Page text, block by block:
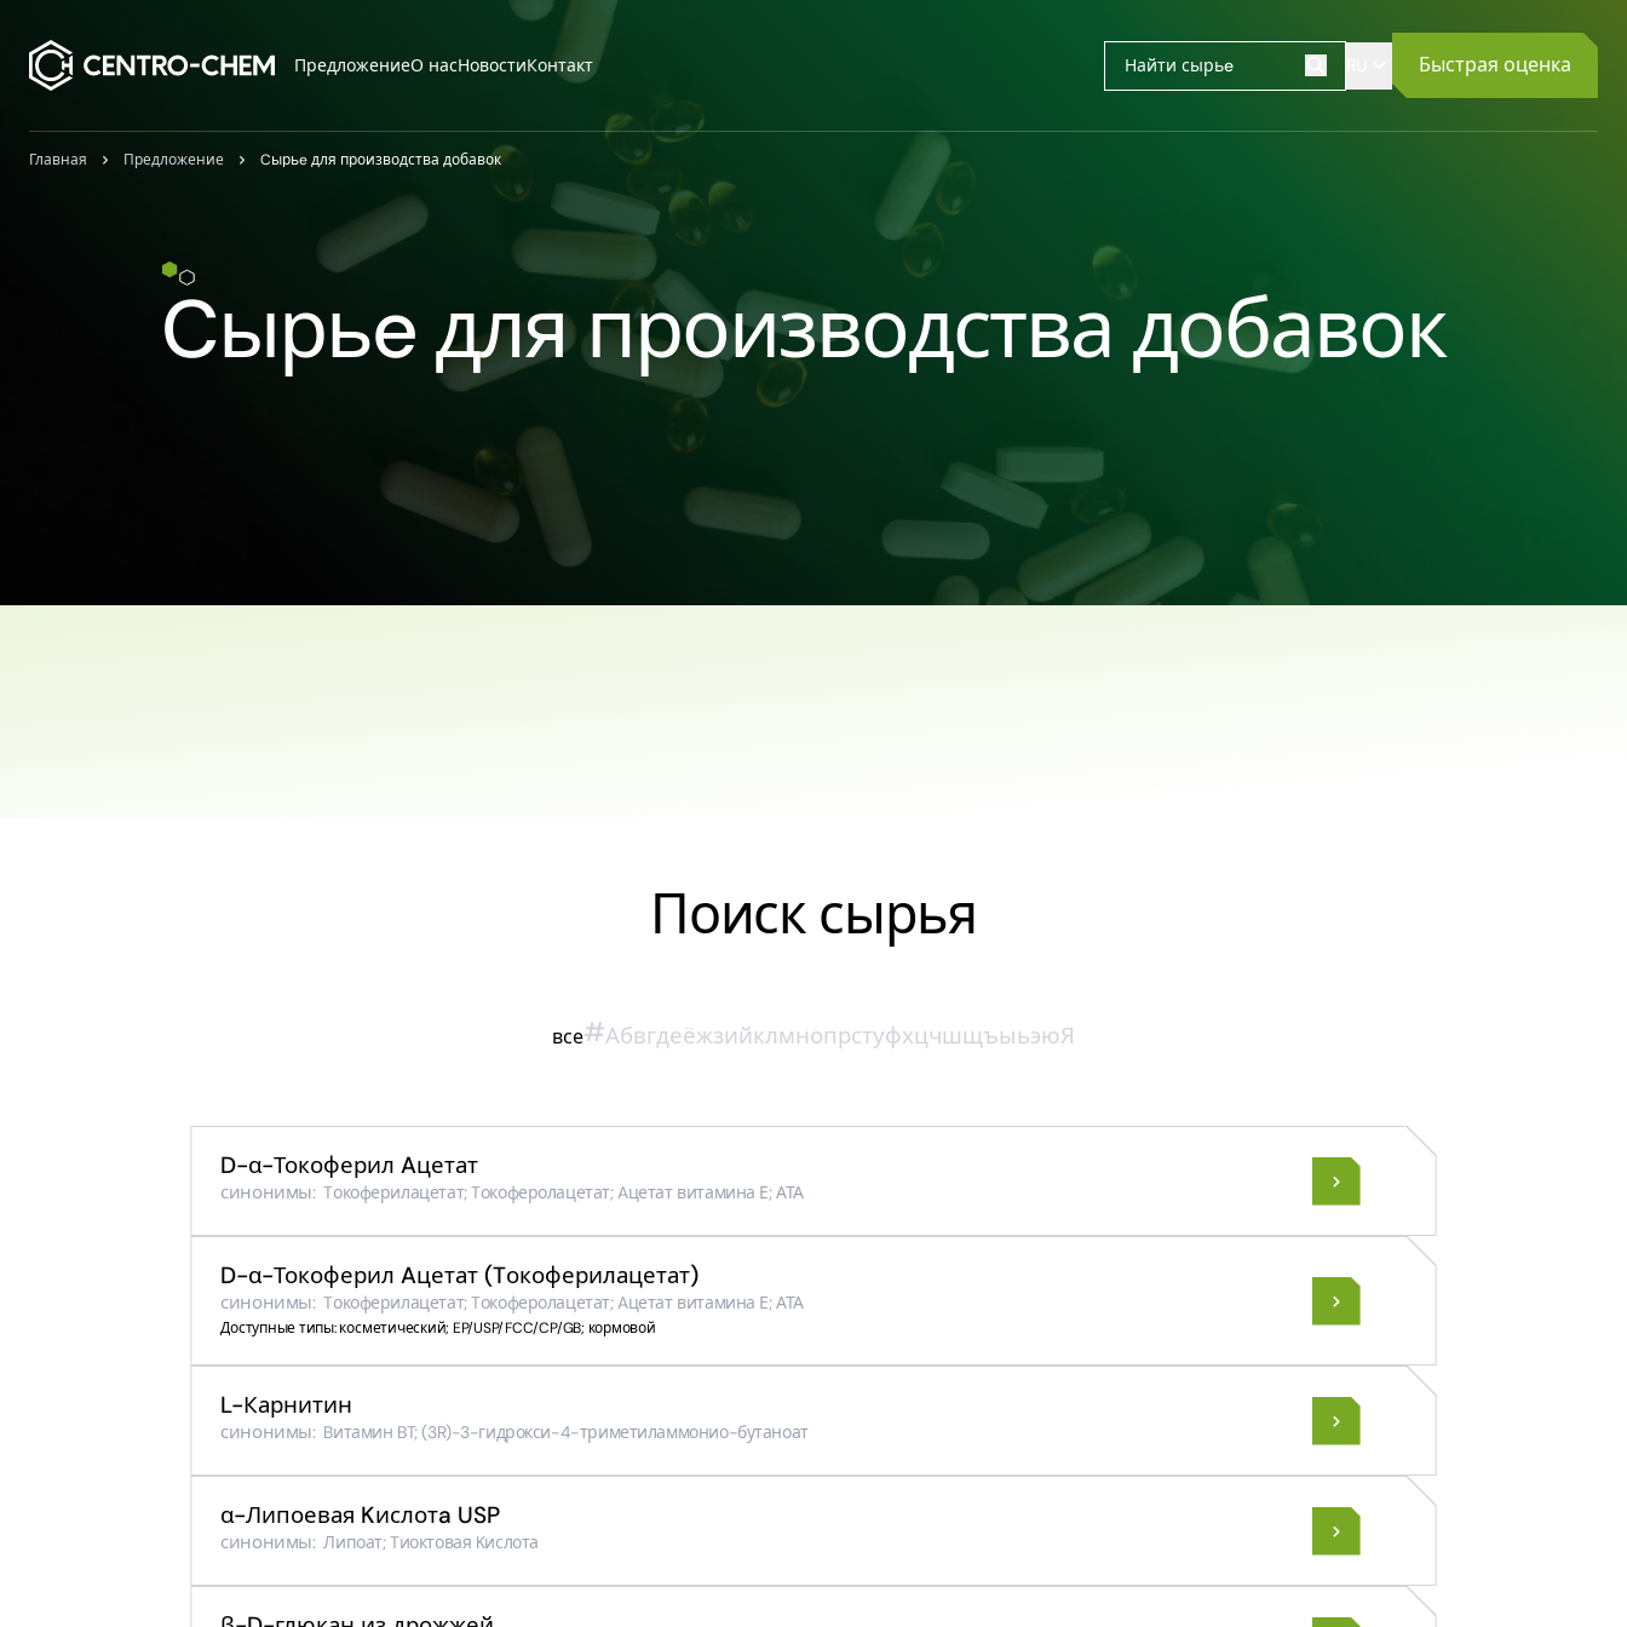
ПредложениеО насНовостиКонтакт Быстрая оценка
Главная Предложение Cырьe для производства добавок
Cырьe для производства добавок
Поиск сырья
все#АбвгдеёжзийклмнопрстуфхцчшщъыьэюЯ
D-α-Токоферил Aцетат
синонимы: Tокоферилацетат; Tокоферолацетат; Aцетат витамина Е; АТА
D-α-Токоферил Aцетат (Tокоферилацетат)
синонимы: Tокоферилацетат; Tокоферолацетат; Aцетат витамина Е; АТА
Доступные типы: косметический; EP/USP/FCC/CP/GB; кормовой
L-Карнитин
синонимы: Bитамин BT; (3R)-3-гидрокси-4-триметиламмонио-бутаноат
α-Липоевая Kислотa USP
синонимы: Липоат; Tиоктовая Kислота